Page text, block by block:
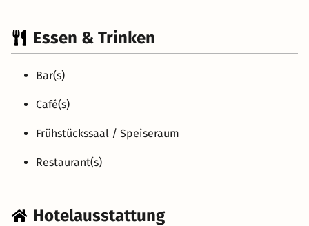
Essen & Trinken
Bar(s)
Café(s)
Frühstückssaal / Speiseraum
Restaurant(s)
Hotelausstattung